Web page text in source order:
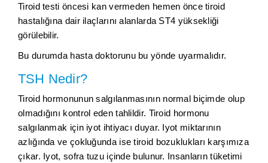
Tiroid testi öncesi kan vermeden hemen önce tiroid
hastalığına dair ilaçlarını alanlarda ST4 yüksekliği
görülebilir.
Bu durumda hasta doktorunu bu yönde uyarmalıdır.
TSH Nedir?
Tiroid hormonunun salgılanmasının normal biçimde olup
olmadığını kontrol eden tahlildir. Tiroid hormonu
salgılanmak için iyot ihtiyacı duyar. Iyot miktarının
azlığında ve çokluğunda ise tiroid bozuklukları karşımıza
çıkar. Iyot, sofra tuzu içinde bulunur. Insanların tüketimi